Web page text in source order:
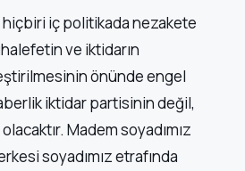
iç politikada nezakete
ve iktidarın
önünde engel
iktidar partisinin değil,
Madem soyadımız
soyadımız etrafında